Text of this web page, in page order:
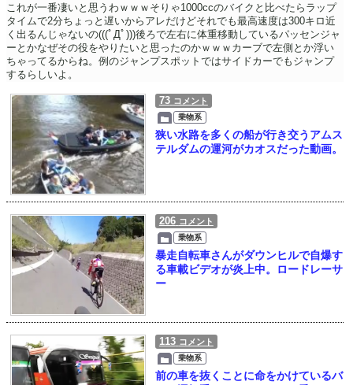
これが一番凄いと思うわｗｗｗそりゃ1000ccのバイクと比べたらラップ
タイムで2分ちょっと遅いからアレだけどそれでも最高速度は300キロ近
く出るんじゃないの(((ﾟДﾟ)))後ろで左右に体重移動しているパッセンジャ
ーとかなぜその役をやりたいと思ったのかｗｗｗカーブで左側とか浮い
ちゃってるからね。例のジャンプスポットではサイドカーでもジャンプ
するらしいよ。
73 コメント
乗物系
狭い水路を多くの船が行き交うアムス
テルダムの運河がカオスだった動画。
206 コメント
乗物系
暴走自転車さんがダウンヒルで自爆す
る車載ビデオが炎上中。ロードレーサ
ー
113 コメント
乗物系
前の車を抜くことに命をかけているバ